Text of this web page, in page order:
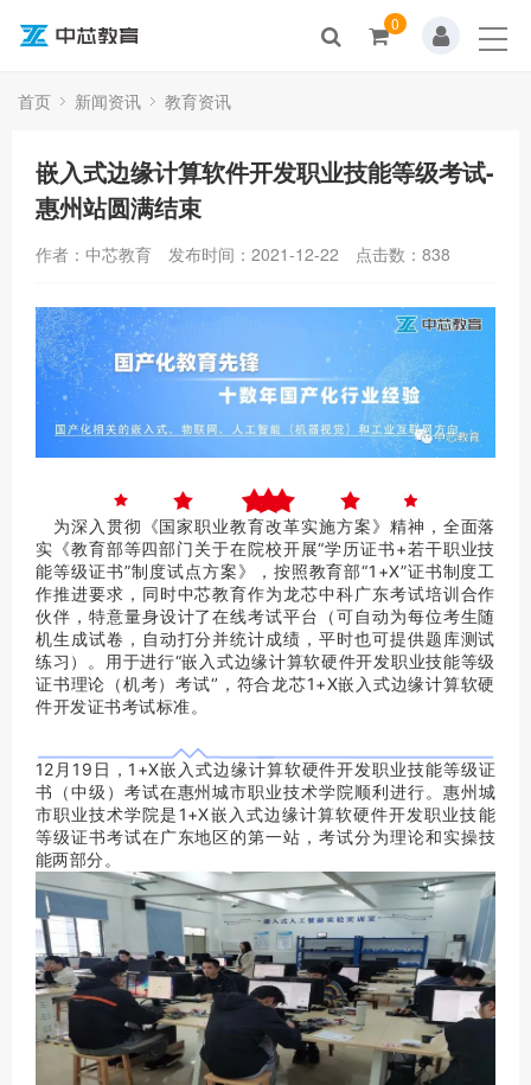
产品中心
新闻资讯
人才招聘
0
首页 新闻资讯 教育资讯
嵌入式边缘计算软件开发职业技能等级考试-
惠州站圆满结束
作者：中芯教育 发布时间：2021-12-22 点击数： 838
为深入贯彻《国家职业教育改革实施方案》精神，全面落
实《教育部等四部门关于在院校开展“学历证书+若干职业技
能等级证书”制度试点方案》，按照教育部“1+X”证书制度工
作推进要求，同时中芯教育作为龙芯中科广东考试培训合作
伙伴，特意量身设计了在线考试平台（可自动为每位考生随
机生成试卷，自动打分并统计成绩，平时也可提供题库测试
练习）。用于进行“嵌入式边缘计算软硬件开发职业技能等级
证书理论（机考）考试‘’，符合龙芯1+X嵌入式边缘计算软硬
件开发证书考试标准。
12月19日，1+X嵌入式边缘计算软硬件开发职业技能等级证
书（中级）考试在惠州城市职业技术学院顺利进行。惠州城
市职业技术学院是1+X嵌入式边缘计算软硬件开发职业技能
等级证书考试在广东地区的第一站，考试分为理论和实操技
能两部分。